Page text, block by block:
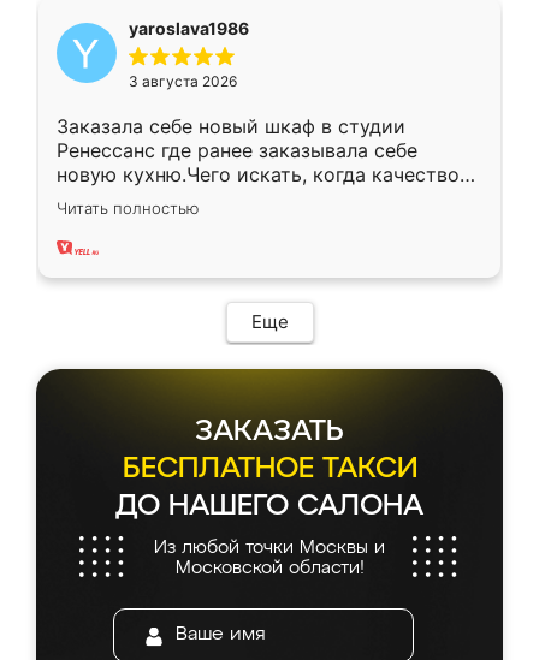
yaroslava1986
3 августа 2026
Заказала себе новый шкаф в студии
Ренессанс где ранее заказывала себе
новую кухню.Чего искать, когда качеством
вполне довольна. Служит кухня уже почти
два года, нареканий нет.
Читать полностью
Еще
ЗАКАЗАТЬ
БЕСПЛАТНОЕ ТАКСИ
ДО НАШЕГО САЛОНА
Из любой точки Москвы и
Московской области!